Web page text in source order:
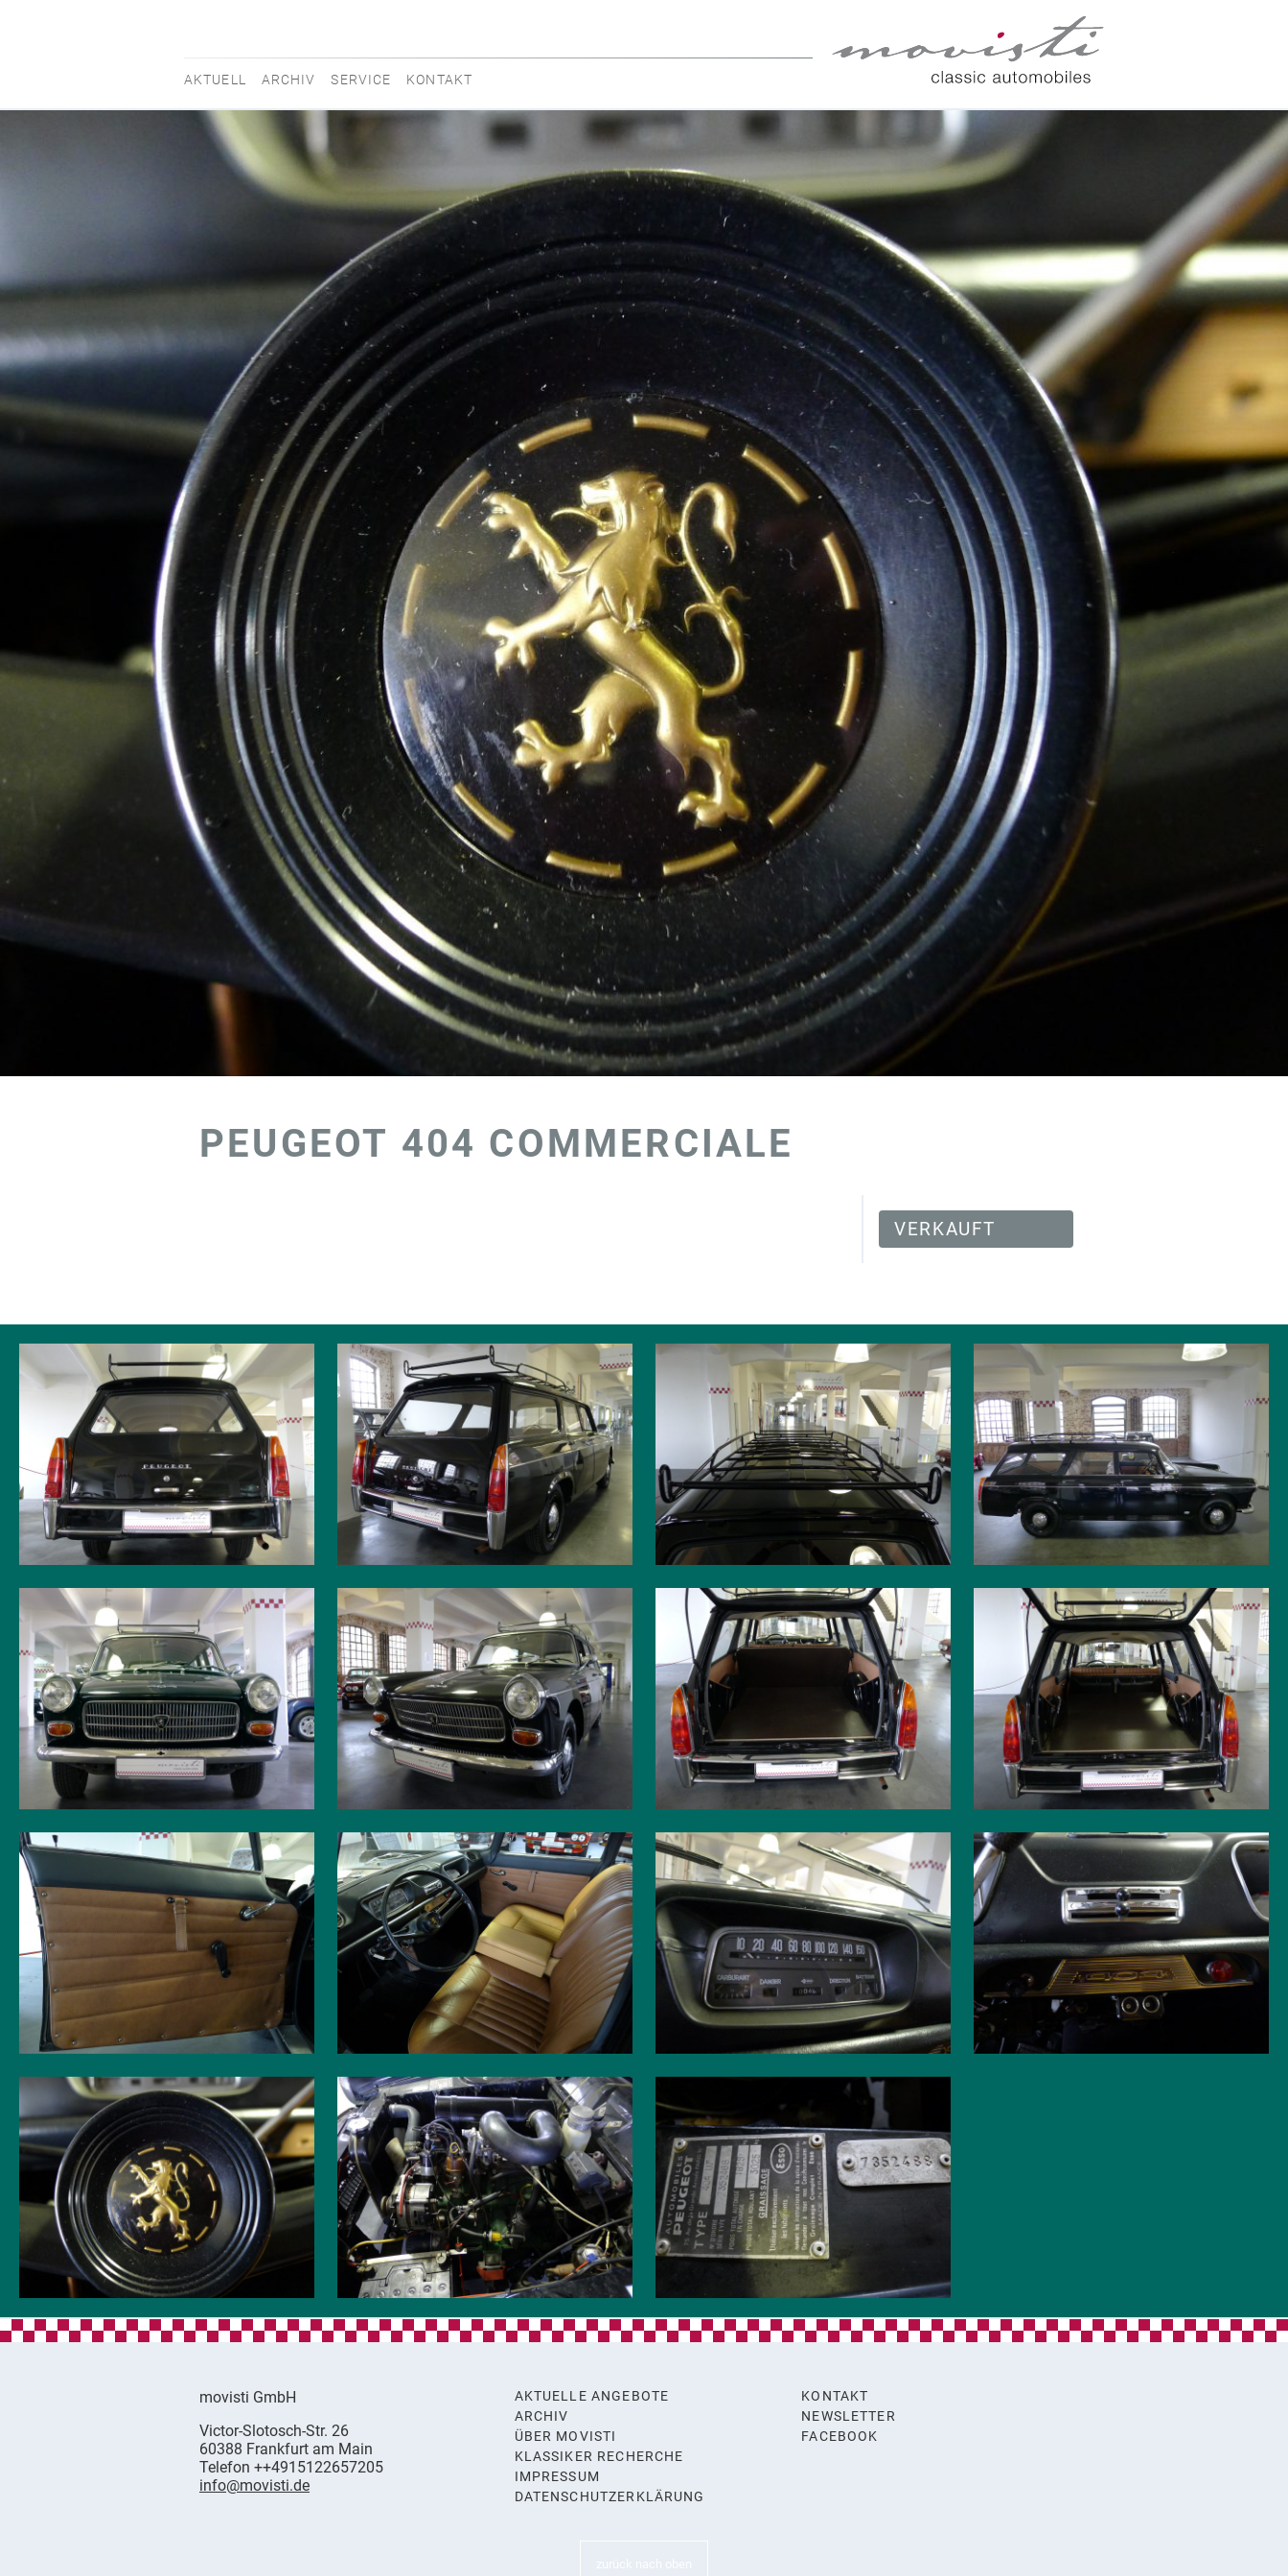
movisti
classic
automobiles
AKTUELL ARCHIV SERVICE KONTAKT
PEUGEOT 404 COMMERCIALE
VERKAUFT
movisti GmbH
classic
automobiles
Victor-Slotosch-Str. 26
60388 Frankfurt am Main
Germany
Telefon ++4915122657205
info@movisti.de
AKTUELLE ANGEBOTE
ARCHIV
ÜBER MOVISTI
KLASSIKER RECHERCHE
IMPRESSUM
DATENSCHUTZERKLÄRUNG
KONTAKT
NEWSLETTER
FACEBOOK